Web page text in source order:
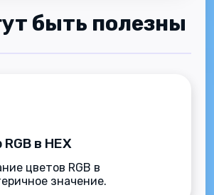
быть полезны
в HEX
цветов RGB в
значение.